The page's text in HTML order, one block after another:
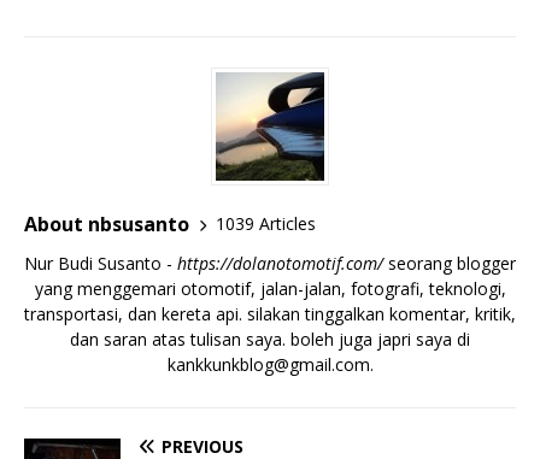
About nbsusanto
1039 Articles
Nur Budi Susanto - https://dolanotomotif.com/seorang blogger
yang menggemari otomotif, jalan-jalan, fotografi, teknologi,
transportasi, dan kereta api. silakan tinggalkan komentar, kritik,
dan saran atas tulisan saya. boleh juga japri saya di
kankkunkblog@gmail.com.
PREVIOUS